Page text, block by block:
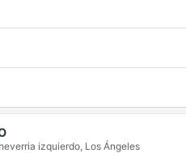
izquierdo, Los Ángeles